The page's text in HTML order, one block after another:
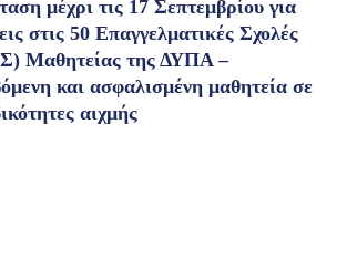
μέχρι τις 17 Σεπτεμβρίου για
στις 50 Επαγγελματικές Σχολές
Μαθητείας της ΔΥΠΑ –
και ασφαλισμένη μαθητεία σε
αιχμής